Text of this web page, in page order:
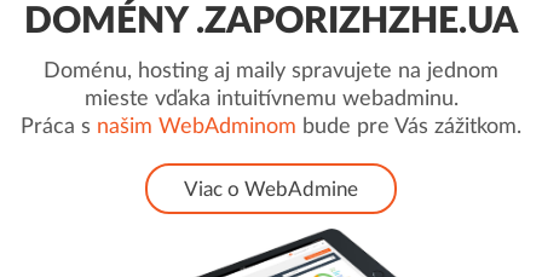
DOMÉNY .ZAPORIZHZHE.UA
Doménu, hosting aj maily spravujete na jednom
mieste vďaka intuitívnemu webadminu.
Práca s našim WebAdminom bude pre Vás zážitkom.
Viac o WebAdmine